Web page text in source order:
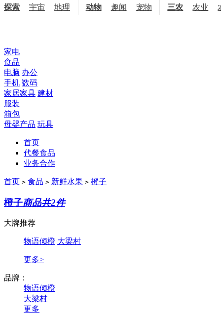
探索
宇宙 地理 天文
动物 趣闻 宠物 三农 农业
家电
食品
电脑 办公
手机 数码
家居家具 建材
服装
箱包
母婴产品 玩具
首页
代餐食品
业务合作
首页 > 食品 > 新鲜水果 > 橙子
橙子商品共2件
大牌推荐
物语倾橙 大梁村
更多>
品牌：
物语倾橙
大梁村
更多